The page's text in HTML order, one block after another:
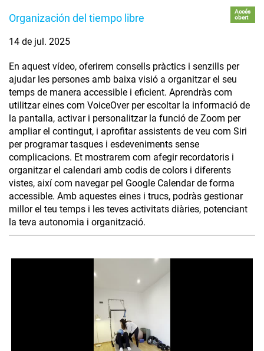
Organización del tiempo libre
Accés
obert
14 de jul. 2025
En aquest vídeo, oferirem consells pràctics i senzills per
ajudar les persones amb baixa visió a organitzar el seu
temps de manera accessible i eficient. Aprendràs com
utilitzar eines com VoiceOver per escoltar la informació de
la pantalla, activar i personalitzar la funció de Zoom per
ampliar el contingut, i aprofitar assistents de veu com Siri
per programar tasques i esdeveniments sense
complicacions. Et mostrarem com afegir recordatoris i
organitzar el calendari amb codis de colors i diferents
vistes, així com navegar pel Google Calendar de forma
accessible. Amb aquestes eines i trucs, podràs gestionar
millor el teu temps i les teves activitats diàries, potenciant
la teva autonomia i organització.